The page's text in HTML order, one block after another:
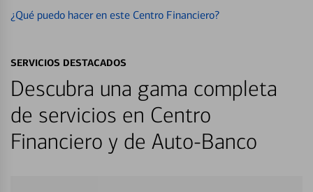
¿Qué puedo hacer en este Centro Financiero?
SERVICIOS DESTACADOS
Descubra una gama completa
de servicios en Centro
Financiero y de Auto-Banco